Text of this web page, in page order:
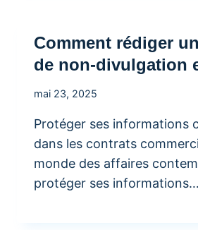
Comment rédiger
de non-divulgation
mai 23, 2025
Protéger ses informations
dans les contrats
monde des affaires
protéger ses informations…